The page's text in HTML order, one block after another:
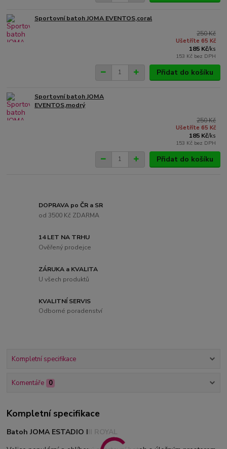
Sportovní batoh JOMA EVENTOS,coral
250 Kč
Ušetříte 65 Kč
185 Kč/ks
153 Kč bez DPH
Přidat do košíku
Sportovní batoh JOMA
EVENTOS,modrý
250 Kč
Ušetříte 65 Kč
185 Kč/ks
153 Kč bez DPH
Přidat do košíku
DOPRAVA po ČR a SR
od 3500 Kč ZDARMA
14 LET NA TRHU
Ověřený prodejce
ZÁRUKA a KVALITA
U všech produktů
KVALITNÍ SERVIS
Odborné poradenství
Kompletní specifikace
Komentáře 0
Kompletní specifikace
Batoh JOMA ESTADIO III ROYAL